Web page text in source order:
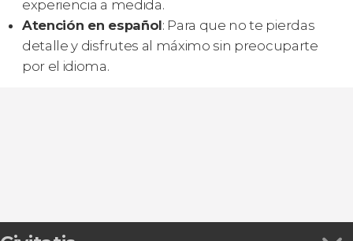
experiencia a medida.
Atención en español: Para que no te pierdas
detalle y disfrutes al máximo sin preocuparte
por el idioma.